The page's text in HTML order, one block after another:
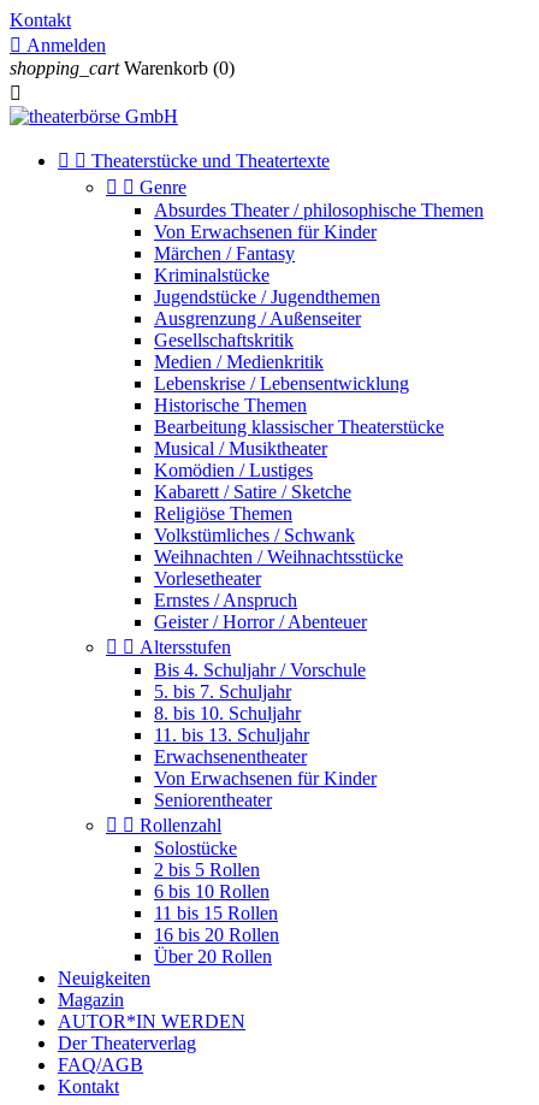
Kontakt
 Anmelden
shopping_cart Warenkorb (0)

  Theaterstücke und Theatertexte
  Genre
Absurdes Theater / philosophische Themen
Von Erwachsenen für Kinder
Märchen / Fantasy
Kriminalstücke
Jugendstücke / Jugendthemen
Ausgrenzung / Außenseiter
Gesellschaftskritik
Medien / Medienkritik
Lebenskrise / Lebensentwicklung
Historische Themen
Bearbeitung klassischer Theaterstücke
Musical / Musiktheater
Komödien / Lustiges
Kabarett / Satire / Sketche
Religiöse Themen
Volkstümliches / Schwank
Weihnachten / Weihnachtsstücke
Vorlesetheater
Ernstes / Anspruch
Geister / Horror / Abenteuer
  Altersstufen
Bis 4. Schuljahr / Vorschule
5. bis 7. Schuljahr
8. bis 10. Schuljahr
11. bis 13. Schuljahr
Erwachsenentheater
Von Erwachsenen für Kinder
Seniorentheater
  Rollenzahl
Solostücke
2 bis 5 Rollen
6 bis 10 Rollen
11 bis 15 Rollen
16 bis 20 Rollen
Über 20 Rollen
Neuigkeiten
Magazin
AUTOR*IN WERDEN
Der Theaterverlag
FAQ/AGB
Kontakt